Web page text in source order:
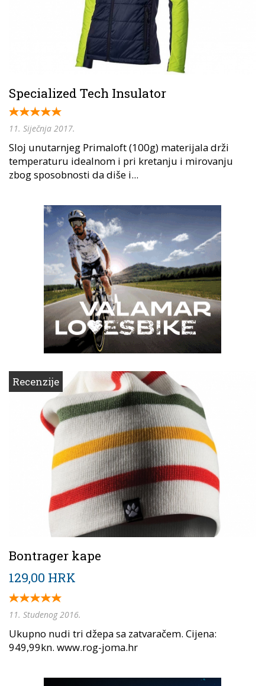
Specialized Tech Insulator
11. Siječnja 2017.
Sloj unutarnjeg Primaloft (100g) materijala drži
temperaturu idealnom i pri kretanju i mirovanju
zbog sposobnosti da diše i...
Recenzije
Bontrager kape
129,00 HRK
11. Studenog 2016.
Ukupno nudi tri džepa sa zatvaračem. Cijena:
949,99kn. www.rog-joma.hr